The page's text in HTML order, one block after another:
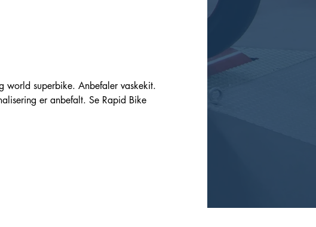
world superbike. Anbefaler vaskekit.
er anbefalt. Se Rapid Bike